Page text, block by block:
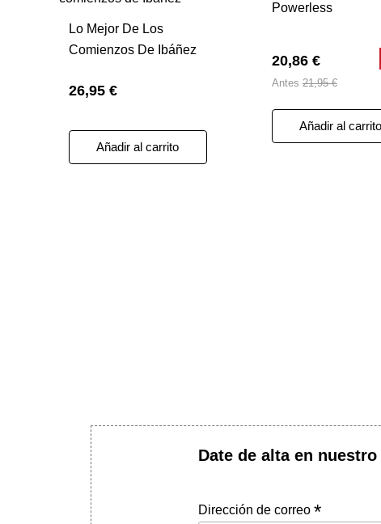
Lo Mejor De Los
Comienzos De Ibáñez
26,95 €
Añadir al carrito
Powerless
20,86 €
Antes 21,95 €
Añadir al carrito
Date de alta en
Dirección de correo *